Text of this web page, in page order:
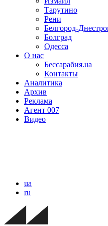
Тарутино
Рени
Белгород-
Болград
Одесса
О нас
Бессарабия.ua
Контакты
Аналитика
Архив
Реклама
Агент 007
Видео
ua
ru